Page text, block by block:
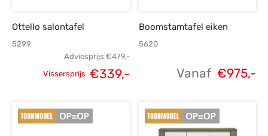
Ottello salontafel
5299
Adviesprijs €479,-
prijs was:
€479,-.
Vissersprijs €339,-
prijs is:
€339,-.
Boomstamtafel eiken
5620
Vanaf €975,-